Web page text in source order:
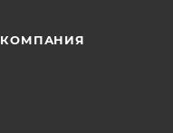
КОМПАНИЯ